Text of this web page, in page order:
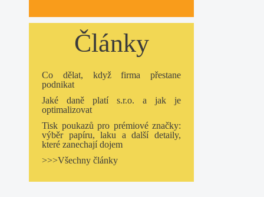
Články
Co dělat, když firma přestane
podnikat
Jaké daně platí s.r.o. a jak je
optimalizovat
Tisk poukazů pro prémiové značky:
výběr papíru, laku a další detaily,
které zanechají dojem
>>>Všechny články